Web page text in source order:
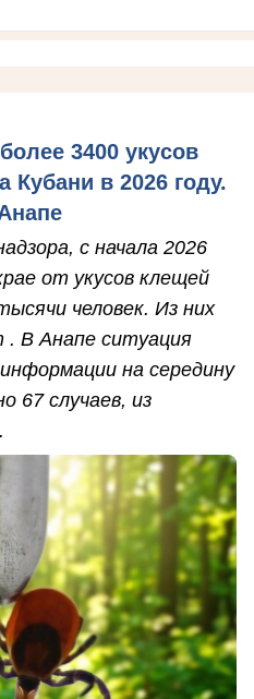
3400 укусов
Кубани в 2026 году.
с начала 2026
от укусов клещей
человек. Из них
В Анапе ситуация
на середину
67 случаев, из